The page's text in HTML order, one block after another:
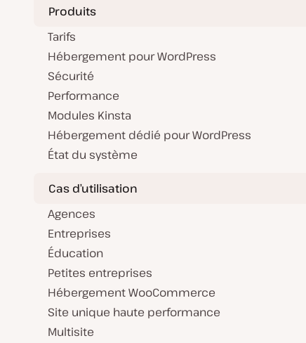
Produits
Tarifs
Hébergement pour WordPress
Sécurité
Performance
Modules Kinsta
Hébergement dédié pour WordPress
État du système
Cas d’utilisation
Agences
Entreprises
Éducation
Petites entreprises
Hébergement WooCommerce
Site unique haute performance
Multisite